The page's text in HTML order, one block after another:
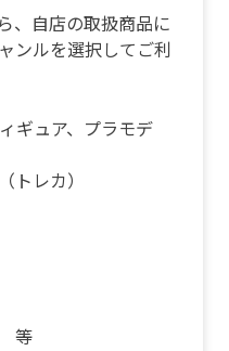
、自店の取扱商品に
ンルを選択してご利
ギュア、プラモデ
トレカ）
等